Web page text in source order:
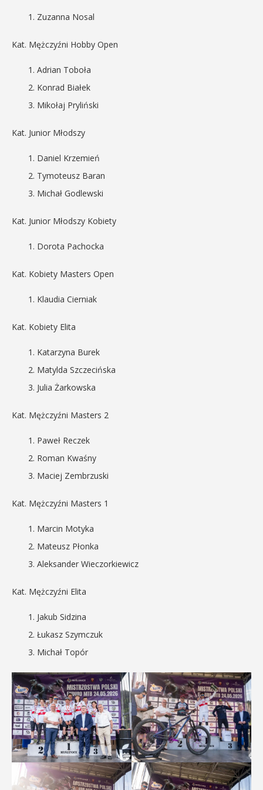
Zuzanna Nosal
Kat. Mężczyźni Hobby Open
Adrian Toboła
Konrad Białek
Mikołaj Pryliński
Kat. Junior Młodszy
Daniel Krzemień
Tymoteusz Baran
Michał Godlewski
Kat. Junior Młodszy Kobiety
Dorota Pachocka
Kat. Kobiety Masters Open
Klaudia Cierniak
Kat. Kobiety Elita
Katarzyna Burek
Matylda Szczecińska
Julia Żarkowska
Kat. Mężczyźni Masters 2
Paweł Reczek
Roman Kwaśny
Maciej Zembrzuski
Kat. Mężczyźni Masters 1
Marcin Motyka
Mateusz Płonka
Aleksander Wieczorkiewicz
Kat. Mężczyźni Elita
Jakub Sidzina
Łukasz Szymczuk
Michał Topór